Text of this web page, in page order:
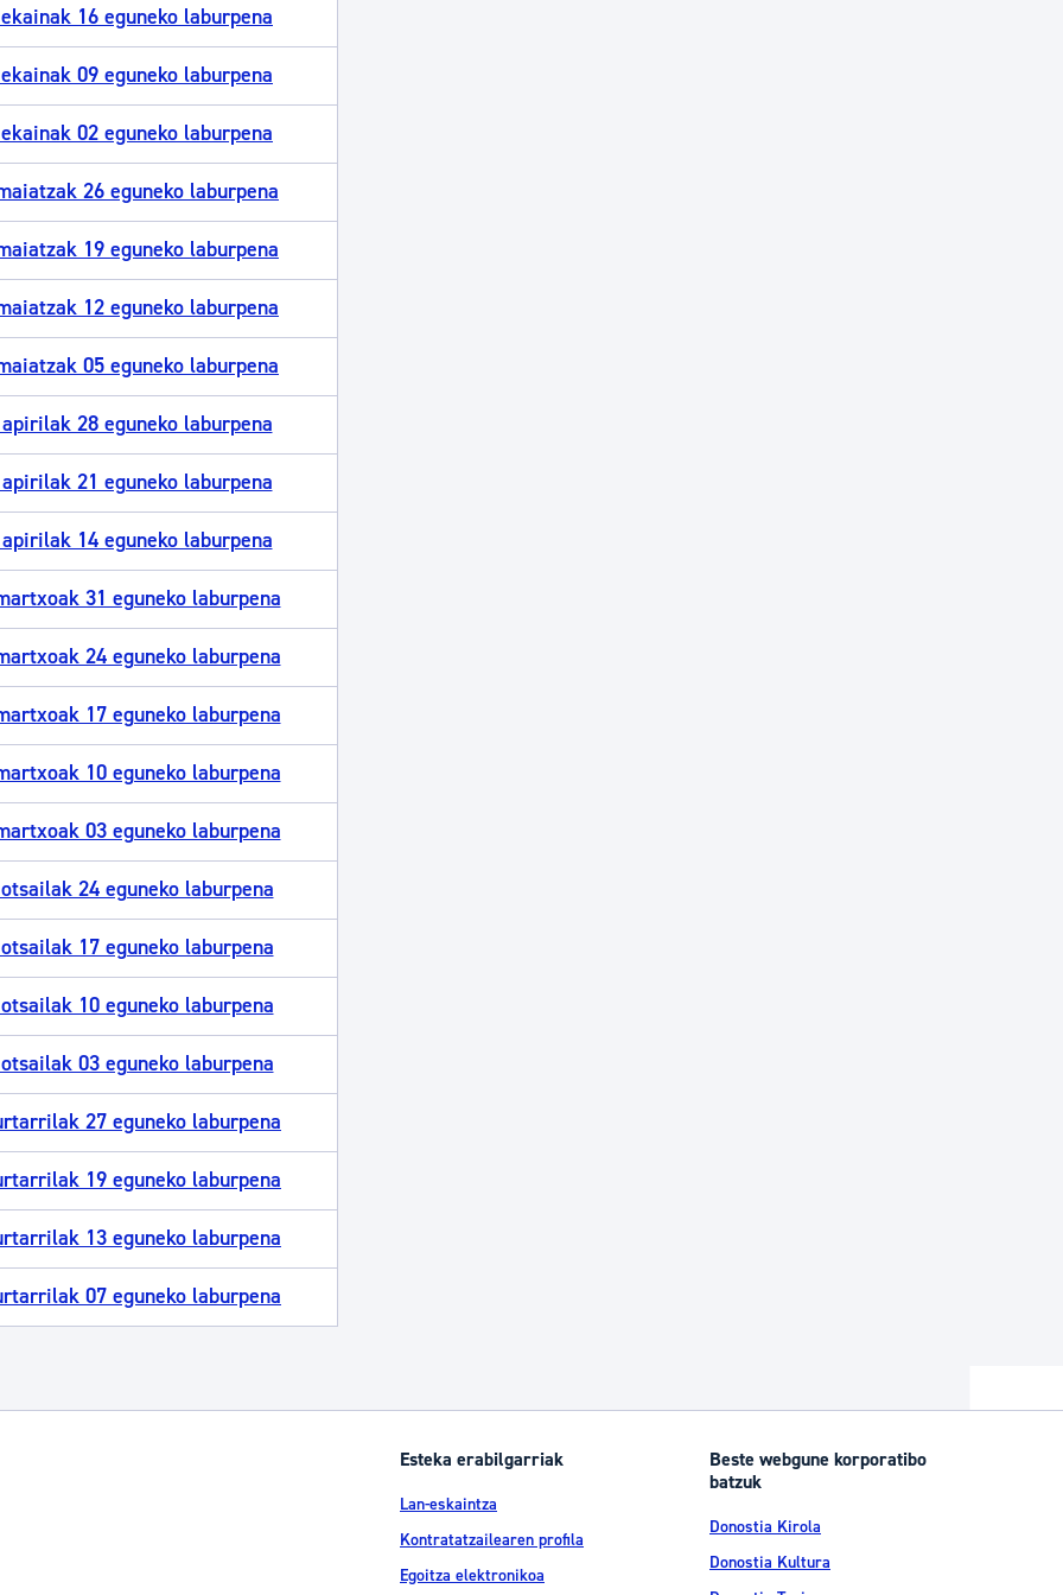
16 eguneko laburpena
09 eguneko laburpena
02 eguneko laburpena
26 eguneko laburpena
19 eguneko laburpena
12 eguneko laburpena
05 eguneko laburpena
28 eguneko laburpena
21 eguneko laburpena
14 eguneko laburpena
31 eguneko laburpena
24 eguneko laburpena
17 eguneko laburpena
10 eguneko laburpena
03 eguneko laburpena
24 eguneko laburpena
17 eguneko laburpena
10 eguneko laburpena
03 eguneko laburpena
27 eguneko laburpena
19 eguneko laburpena
13 eguneko laburpena
07 eguneko laburpena
Esteka erabilgarriak
Lan-eskaintza
Kontratatzailearen profila
Egoitza elektronikoa
Beste webgune korporatibo
batzuk
Donostia Kirola
Donostia Kultura